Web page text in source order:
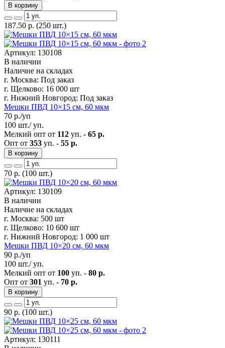
В корзину
187.50 р. (250 шт.)
Артикул: 130108
В наличии
Наличие на складах
г. Москва: Под заказ
г. Щелково: 16 000 шт
г. Нижний Новгород: Под заказ
Мешки ПВД 10×15 см, 60 мкм
70 р./уп
100 шт./ уп.
Мелкий опт от 112 уп. - 65 р.
Опт от 353 уп. - 55 р.
В корзину
70 р. (100 шт.)
Артикул: 130109
В наличии
Наличие на складах
г. Москва: 500 шт
г. Щелково: 10 600 шт
г. Нижний Новгород: 1 000 шт
Мешки ПВД 10×20 см, 60 мкм
90 р./уп
100 шт./ уп.
Мелкий опт от 100 уп. - 80 р.
Опт от 301 уп. - 70 р.
В корзину
90 р. (100 шт.)
Артикул: 130111